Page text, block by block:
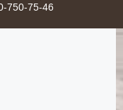
750-75-46